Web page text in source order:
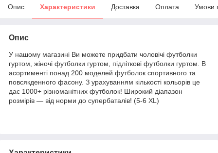
Опис Характеристики Доставка Оплата Умови
Опис
У нашому магазині Ви можете придбати чоловічі футболки
гуртом, жіночі футболки гуртом, підліткові футболки гуртом. В
асортименті понад 200 моделей футболок спортивного та
повсякденного фасону. З урахуванням кількості кольорів це
дає 1000+ різноманітних футболок! Широкий діапазон
розмірів — від норми до супербаталів! (5-6 XL)